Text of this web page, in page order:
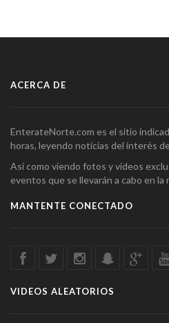
ACERCA DE
EnterateNorte.com es el sitio
horas, leyendo noticias del interés
Así como viendo fotos y videos
eventos que se llevarán a cabo en la
MANTENTE CONECTADO
VIDEOS ALEATORIOS